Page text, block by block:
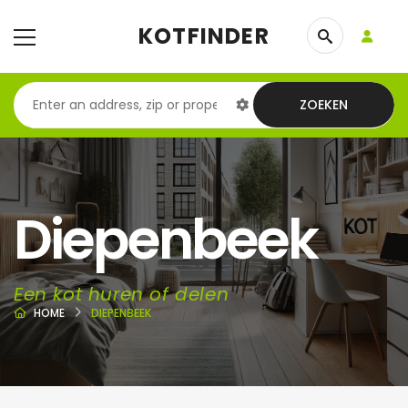
KOTFINDER
ZOEKEN
Diepenbeek
Een kot huren of delen
HOME DIEPENBEEK